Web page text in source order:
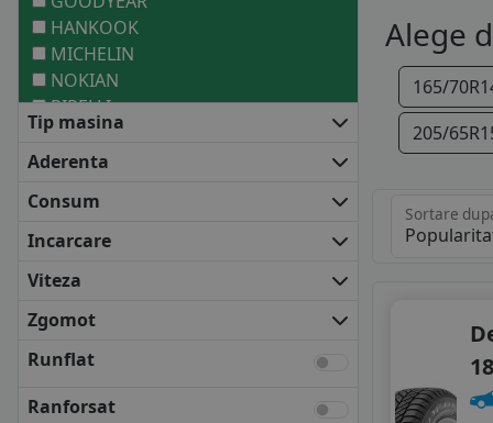
HANKOOK
MICHELIN
NOKIAN
PIRELLI
ANVELOPE MEDII
BARUM
COOPER
DEBICA
FIRESTONE
FULDA
KUMHO
MATADOR
Tip masina
Aderenta
Consum
Incarcare
Viteza
Zgomot
Runflat
Ranforsat
Alege
165/
205/
Sortare